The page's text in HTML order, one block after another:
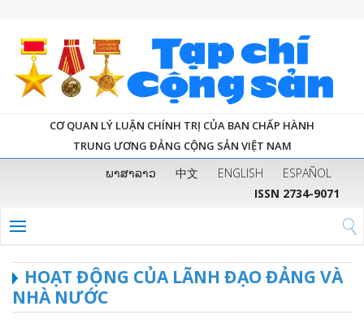
CƠ QUAN LÝ LUẬN CHÍNH TRỊ CỦA BAN CHẤP HÀNH
TRUNG ƯƠNG ĐẢNG CỘNG SẢN VIỆT NAM
ພາສາລາວ 中文 ENGLISH
ESPAÑOL
ISSN 2734-9071
HOẠT ĐỘNG CỦA LÃNH ĐẠO ĐẢNG VÀ
NHÀ NƯỚC